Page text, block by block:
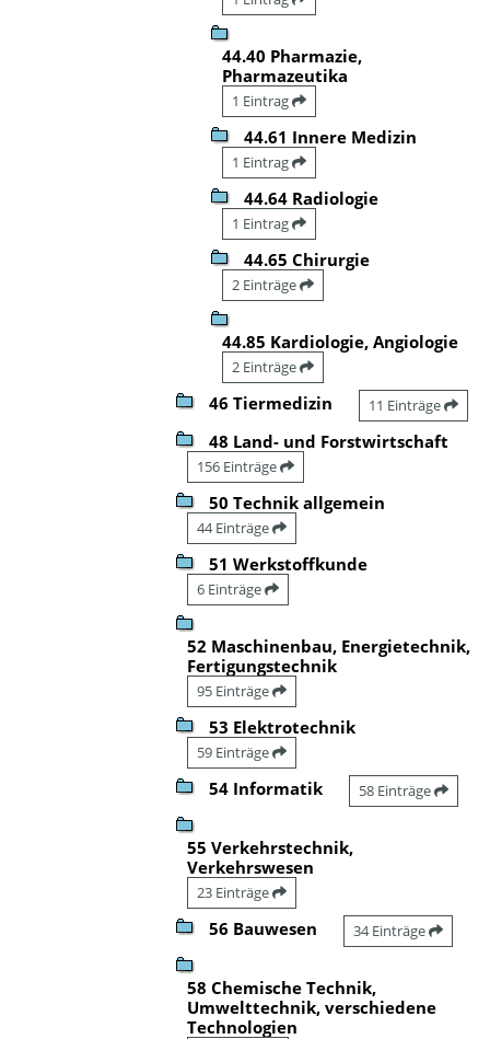
44.40 Pharmazie,
Pharmazeutika
1 Eintrag
44.61 Innere Medizin
1 Eintrag
44.64 Radiologie
1 Eintrag
44.65 Chirurgie
2 Einträge
44.85 Kardiologie, Angiologie
2 Einträge
46 Tiermedizin 11 Einträge
48 Land- und Forstwirtschaft
156 Einträge
50 Technik allgemein
44 Einträge
51 Werkstoffkunde
6 Einträge
52 Maschinenbau, Energietechnik,
Fertigungstechnik
95 Einträge
53 Elektrotechnik
59 Einträge
54 Informatik 58 Einträge
55 Verkehrstechnik,
Verkehrswesen
23 Einträge
56 Bauwesen 34 Einträge
58 Chemische Technik,
Umwelttechnik, verschiedene
Technologien